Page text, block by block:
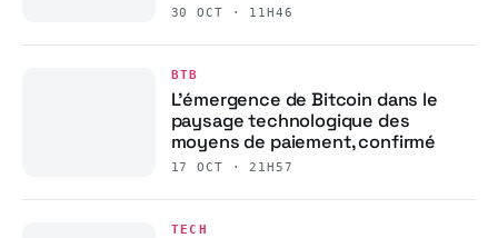
30 OCT · 11H46
BTB
L’émergence de Bitcoin dans le
paysage technologique des
moyens de paiement, confirmé
17 OCT · 21H57
TECH